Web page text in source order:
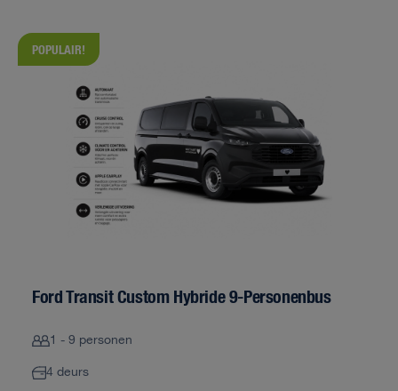
Ford Transit Custom Hybride 9-Personenbus
1 - 9 personen
4 deurs
POPULAIR!